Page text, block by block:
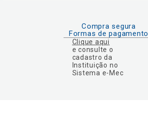
Compra segura
Formas de pagamento
Clique aqui
e consulte o
cadastro da
Instituição no
Sistema e-Mec